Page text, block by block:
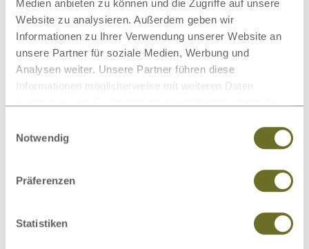
Medien anbieten zu können und die Zugriffe auf unsere
Website zu analysieren. Außerdem geben wir
Informationen zu Ihrer Verwendung unserer Website an
unsere Partner für soziale Medien, Werbung und
Analysen weiter. Unsere Partner führen diese
Informationen möglicherweise mit weiteren Daten
haben.
Notwendig
Präferenzen
Statistiken
Rückenschmerzen beim Schlafen
Weiterlesen